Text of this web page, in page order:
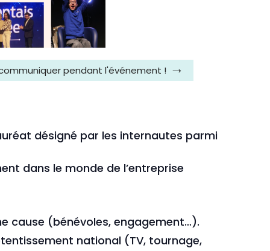
pendant l'événement !
désigné par les internautes parmi
dans le monde de l’entreprise
cause (bénévoles, engagement…).
national (TV, tournage,